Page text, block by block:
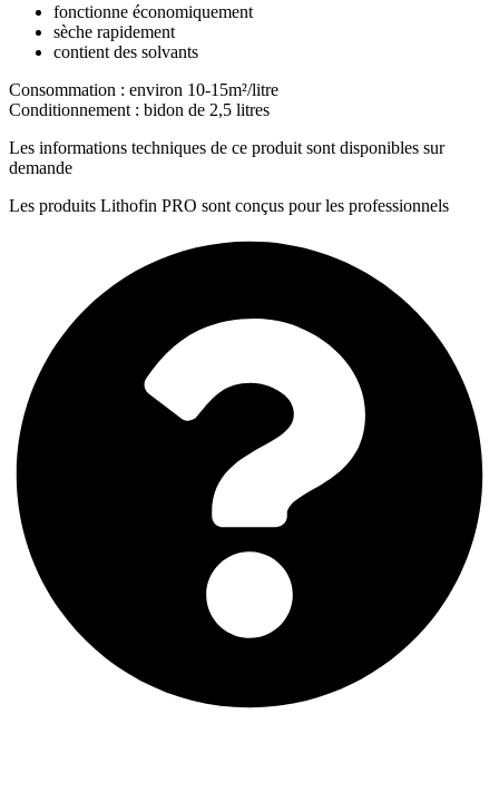
fonctionne économiquement
sèche rapidement
contient des solvants
Consommation : environ 10-15m²/litre
Conditionnement : bidon de 2,5 litres
Les informations techniques de ce produit sont disponibles sur
demande
Les produits Lithofin PRO sont conçus pour les professionnels